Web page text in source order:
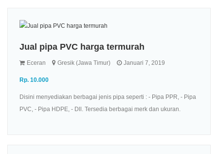
Jual pipa PVC harga termurah
Eceran Gresik (Jawa Timur) Januari 7, 2019
Rp. 10.000
Disini menyediakan berbagai jenis pipa seperti : - Pipa PPR, - Pipa
PVC, - Pipa HDPE, - Dll. Tersedia berbagai merk dan ukuran.